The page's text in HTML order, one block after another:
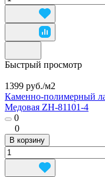
Быстрый просмотр
1399 руб./м2
Каменно-полимерный
Медовая ZH-81101-4
0
0
В корзину